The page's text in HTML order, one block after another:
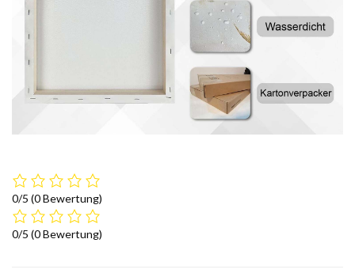
0/5 (0 Bewertung)
0/5 (0 Bewertung)